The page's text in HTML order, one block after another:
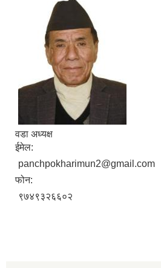
वडा अध्यक्ष
ईमेल:
panchpokharimun2@gmail.com
फोन:
९७४९३२६६०२